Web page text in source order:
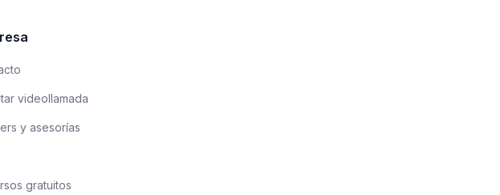
videollamada
y asesorías
gratuitos